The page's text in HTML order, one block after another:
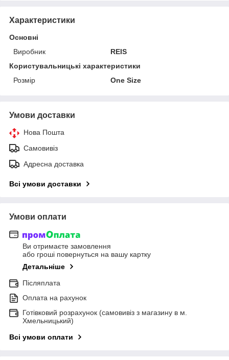
Характеристики
Основні
Виробник
REIS
Користувальницькі характеристики
Розмір
One Size
Умови доставки
Нова Пошта
Самовивіз
Адресна доставка
Всі умови доставки
Умови оплати
Ви отримаєте замовлення
або гроші повернуться на вашу картку
Детальніше
Післяплата
Оплата на рахунок
Готівковий розрахунок (самовивіз з магазину в м.
Хмельницький)
Всі умови оплати